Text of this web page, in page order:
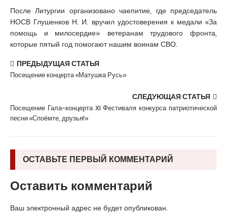
После Литургии организовано чаепитие, где председатель
НОСВ Глушенков Н. И. вручил удостоверения к медали «За
помощь и милосердие» ветеранам трудового фронта,
которые пятый год помогают нашим воинам СВО.
ПРЕДЫДУЩАЯ СТАТЬЯ
Посещение концерта «Матушка Русь»
СЛЕДУЮЩАЯ СТАТЬЯ
Посещение Гала-концерта XI Фестиваля конкурса патриотической
песни «Споёмте, друзья!»
ОСТАВЬТЕ ПЕРВЫЙ КОММЕНТАРИЙ
Оставить комментарий
Ваш электронный адрес не будет опубликован.